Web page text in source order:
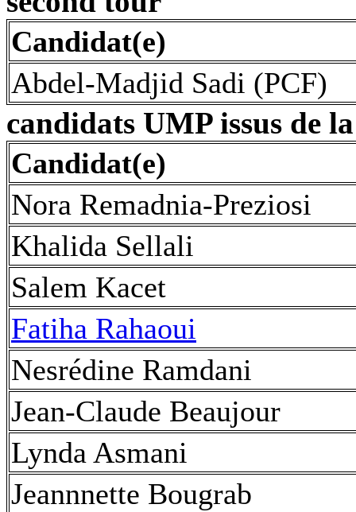
Candidat(e)
Abdel-Madjid Sadi (PCF)
candidats UMP issus de
Candidat(e)
Nora Remadnia-Preziosi
Khalida Sellali
Salem Kacet
Fatiha Rahaoui
Nesrédine Ramdani
Jean-Claude Beaujour
Lynda Asmani
Jeannnette Bougrab